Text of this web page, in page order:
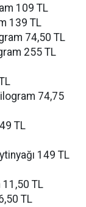
109 TL
139 TL
74,50 TL
255 TL
74,75
TL
149 TL
TL
TL